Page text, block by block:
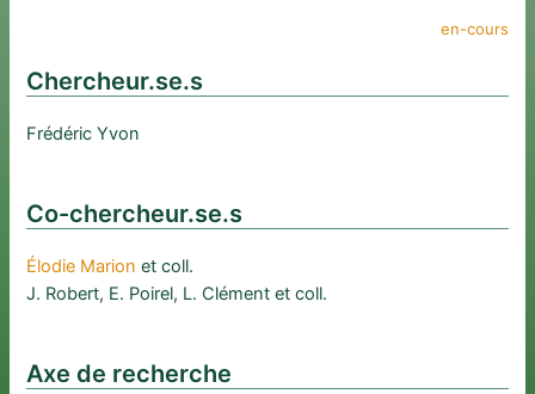
en-cours
Chercheur.se.s
Frédéric Yvon
Co-chercheur.se.s
Élodie Marion et coll.
J. Robert, E. Poirel, L. Clément et coll.
Axe de recherche